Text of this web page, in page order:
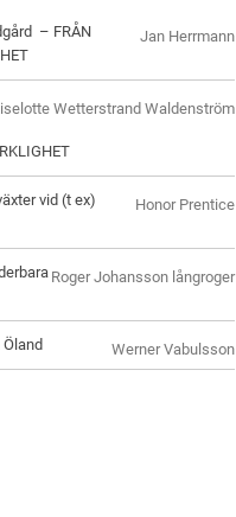
Jan Herrmann
– FRÅN
Wetterstrand Waldenström
Honor Prentice
vid (t ex)
Roger Johansson långroger
Werner Vabulsson